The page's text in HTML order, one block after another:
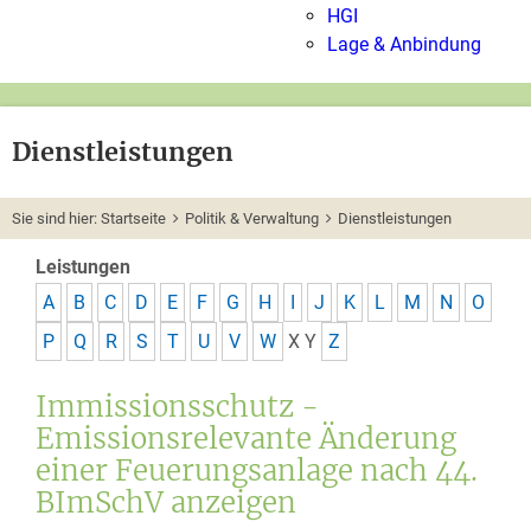
HGI
Lage & Anbindung
Dienstleistungen
Sie sind hier: Startseite Politik & Verwaltung Dienstleistungen
Leistungen
A
B C D E F G H I J K L M N
O
P
Q R S T U V W X Y Z
Immissionsschutz -
Emissionsrelevante Änderung
einer Feuerungsanlage nach 44.
BImSchV anzeigen